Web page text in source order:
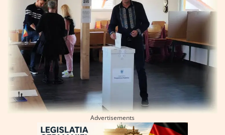
Advertisements